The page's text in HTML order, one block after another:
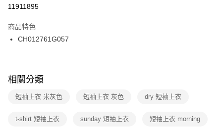
１．於結帳方式選擇「AFTEE先享後付」後，將跳轉至「AFTEE先享後付」
２．訂單成立數日內，您將收到繳費通知簡訊。
３．收到繳費通知簡訊後14天內，點擊此簡訊中的連結，可透過四大超商／
ATM／網路銀行／等多元方式進行付款，方視為交易完成。
※ 交易是否成功請以「AFTEE先享後付 」之結帳頁面顯示為準，若有關於
是否繳費成功／繳費後需取消欲退款等相關疑問，請聯繫「AFTEE先享後付
客戶支援中心」https://netprotections.freshdesk.com/support/home
１．透過由恩沛科技股份有限公司提供之「AFTEE先享後付」服務完成之交
每筆NT$100，滿NT$1,500(含以上)免運費
付款後門市自取
每筆NT$100，滿NT$1,500(含以上)免運費
11911895
商品特色
CH012761G057
相關分類
短袖上衣 米灰色 短袖上衣 灰色 dry 短袖上衣
t-shirt 短袖上衣 sunday 短袖上衣 短袖上衣 morning